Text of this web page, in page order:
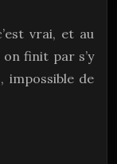
vrai, et au
on finit par s’y
impossible de